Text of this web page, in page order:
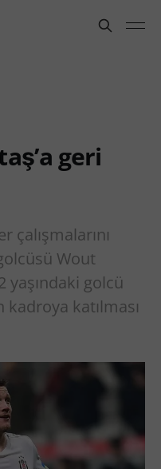
geri
çalışmalarını
Wout
yaşındaki golcü
katılması